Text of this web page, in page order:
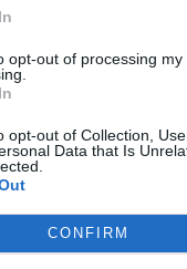
opt-out of processing
opt-out of Collection,
Data that Is
CONFIRM
di Totti e
aiuteranno a
qui in
a fare più punti
ora sta facendo
crederci"